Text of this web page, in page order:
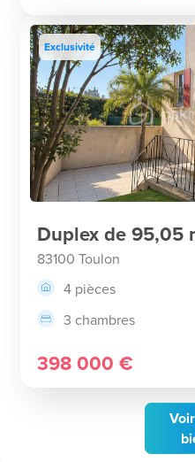
Voir
Exclusivité
Duplex de 95,05
83100 Toulon
4 pièces
3 chambres
398 000 €